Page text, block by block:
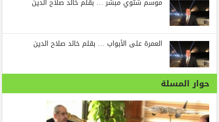
العمرة على الأبواب … بقلم خالد صلاح الدين
حوار المسلة